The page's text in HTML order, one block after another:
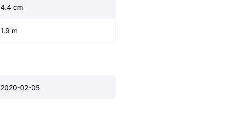
4.4 cm
1.9 m
2020-02-05